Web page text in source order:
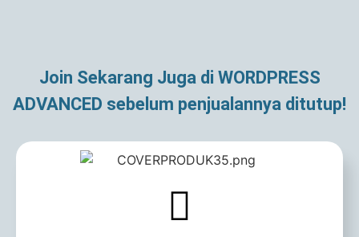
Join Sekarang Juga di WORDPRESS
ADVANCED sebelum penjualannya ditutup!